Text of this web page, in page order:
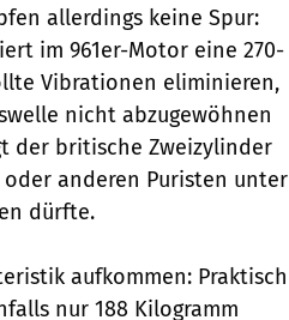
allerdings keine Spur:
im 961er-Motor eine 270-
Vibrationen eliminieren,
nicht abzugewöhnen
der britische Zweizylinder
anderen Puristen unter
dürfte.
aufkommen: Praktisch
nur 188 Kilogramm